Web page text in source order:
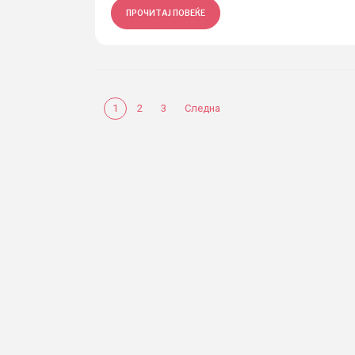
ПРОЧИТАЈ ПОВЕЌЕ
1 2 3 Следна